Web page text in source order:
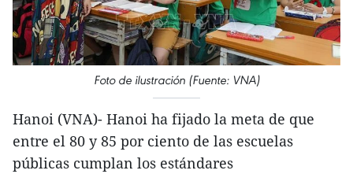
Foto de ilustración (Fuente: VNA)
Hanoi (VNA)- Hanoi ha fijado la meta de que
entre el 80 y 85 por ciento de las escuelas
públicas cumplan los estándares